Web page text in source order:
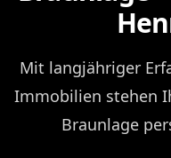
Mit langjähriger
Immobilien stehen
Braunlage